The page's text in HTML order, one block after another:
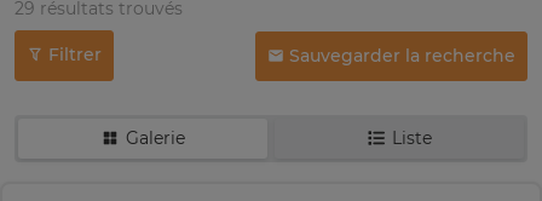
29 résultats trouvés
Filtrer Sauvegarder la recherche
Galerie Liste